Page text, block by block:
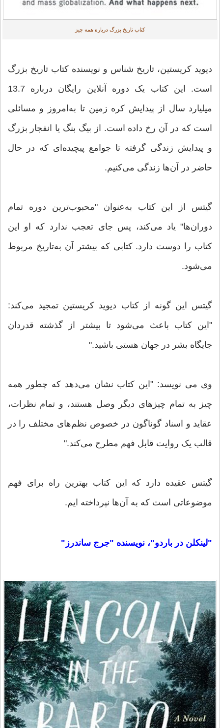
کتاب تاریخ بزرگ درباره همه چیز
دیوید کریستین، تاریخ شناس و نویسنده کتاب تاریخ بزرگ
است. این کتاب یک دوره آنلاین رایگان درباره 13.7
میلیارد سال از پیدایش کره زمین تا به‌امروز و مسائلی
است که در آن رخ داده است. از بیگ بنگ یا انفجار بزرگ
و پیدایش زندگی گرفته تا جوامع پیچیده‌ای که در حال
حاضر در آن‌ها زندگی می‌کنیم.
گیتس از این کتاب به‌عنوان "محبوب‌ترین دوره تمام
دوران‌ها" یاد می‌کند، پس جای تعجب ندارد که او این
کتاب را دوست دارد. کتابی که بیشتر آن به‌تاریخ مربوط
می‌شود.
گیتس این گونه از کتاب دیوید کریستین تمجید می‌کند:
"این کتاب باعث می‌شود تا بیشتر از گذشته قدردان
جایگاه بشر در جهان هستی باشید."
وی می نویسد: "این کتاب نشان می‌دهد که چطور همه
چیز به تمام چیزهای دیگر وصل هستند، و تمام نظرات،
عقاید و اسناد گوناگون در خصوص نظم‌های مختلف را در
قالب یک روایت قابل فهم مطرح می‌کند."
گیتس عقیده دارد که این کتاب بهترین راه برای فهم
موضوعاتی است که به آن‌ها نپرداخته ایم.
"لینکلن در باردو"، نویسنده "جرج ساندرز"